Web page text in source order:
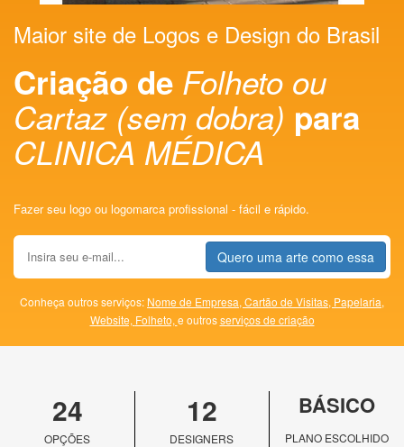
Maior site de Logos e Design do Brasil
Criação de Folheto ou
Cartaz (sem dobra) para
CLINICA MÉDICA
Fazer seu logo ou logomarca profissional - fácil e rápido.
Quero uma arte como essa
Conheça outros serviços: Nome de Empresa, Cartão de Visitas, Papelaria,
Website, Folheto, e outrosserviços de criação
24
OPÇÕES
12
DESIGNERS
BÁSICO
PLANO ESCOLHIDO